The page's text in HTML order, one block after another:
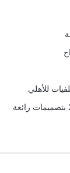
للأهلي